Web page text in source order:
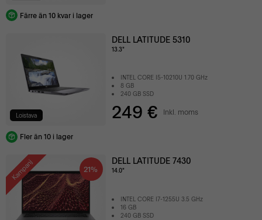
Färre än 10 kvar i lager
Loistava
DELL LATITUDE 5310
13.3"
INTEL CORE I5-10210U 1.70 GHz
8 GB
240 GB SSD
249 € Inkl. moms
Fler än 10 i lager
Kampanj 21%
DELL LATITUDE 7430
14.0"
INTEL CORE I7-1255U 3.5 GHz
16 GB
240 GB SSD